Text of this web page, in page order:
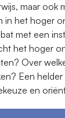
maar ook
in het hoger
met een
het hoger
Over
Een
en